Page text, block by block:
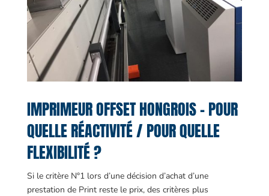
IMPRIMEUR OFFSET HONGROIS – POUR
QUELLE RÉACTIVITÉ / POUR QUELLE
FLEXIBILITÉ ?
Si le critère N°1 lors d’une décision d’achat d’une
prestation de Print reste le prix, des critères plus